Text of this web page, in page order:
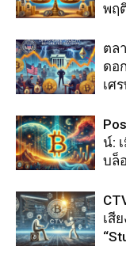
พฤ
ตล
ดอ
เศ
น์:
บล็
เสี